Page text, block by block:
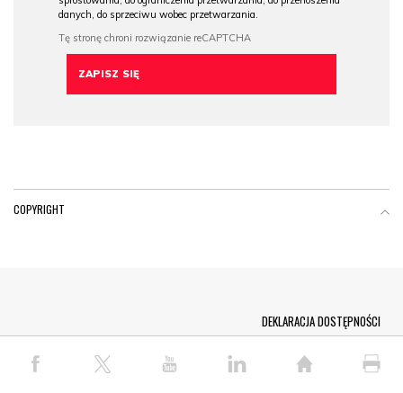
danych, do sprzeciwu wobec przetwarzania.
COPYRIGHT
© COPYRIGHT PAP 2026
DEKLARACJA DOSTĘPNOŚCI